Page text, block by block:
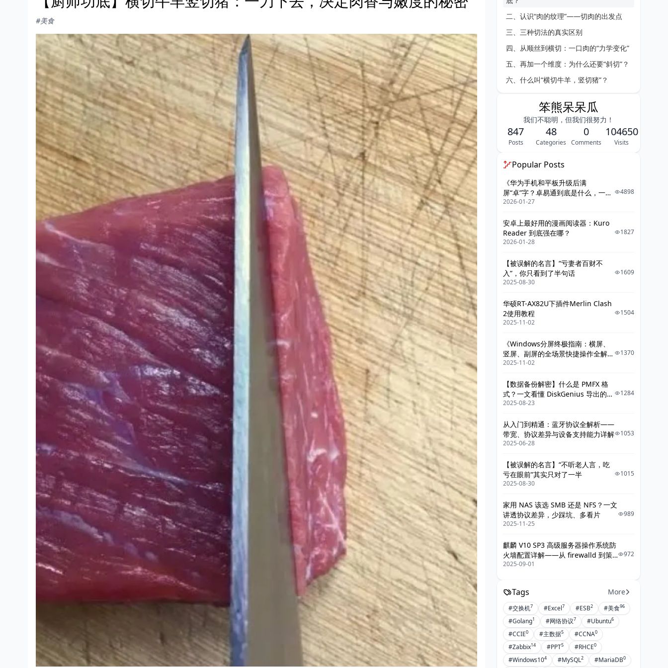
#美食
二、认识“肉的纹理”——切肉的出发点
三、三种切法的真实区别
四、从顺丝到横切：一口肉的“力学变化”
五、再加一个维度：为什么还要“斜切”？
六、什么叫“横切牛羊，竖切猪”？
笨熊呆呆瓜
我们不聪明，但我们很努力！
847
Posts
48
Categories
0
Comments
104650
Visits
Popular Posts
《华为手机和平板升级后满
屏“卓”字？卓易通到底是什么，一篇
给你讲明白》
2026-01-27
4898
安卓上最好用的漫画阅读器：Kuro
Reader 到底强在哪？
2026-01-28
1827
【被误解的名言】“亏妻者百财不
入”，你只看到了半句话
2025-08-30
1609
华硕RT-AX82U下插件Merlin Clash
2使用教程
2025-11-02
1504
《Windows分屏终极指南：横屏、
竖屏、副屏的全场景快捷操作全解
析》
2025-11-02
1370
【数据备份解密】什么是 PMFX 格
式？一文看懂 DiskGenius 导出的整
机系统镜像
2025-08-23
1284
从入门到精通：蓝牙协议全解析——
带宽、协议差异与设备支持能力详解
2025-06-28
1053
【被误解的名言】“不听老人言，吃
亏在眼前”其实只对了一半
2025-08-30
1015
家用 NAS 该选 SMB 还是 NFS？一文
讲透协议差异，少踩坑、多看片
2025-11-25
989
麒麟 V10 SP3 高级服务器操作系统防
火墙配置详解——从 firewalld 到策
略落地的最佳实践
2025-09-01
972
Tags More
#交换机7 #Excel7 #ESB2 #美食96
#Golang1 #网络协议7 #Ubuntu6
#CCIE0 #主数据5 #CCNA0
#Zabbix14 #PPT5 #RHCE0
#Windows104 #MySQL2 #MariaDB0